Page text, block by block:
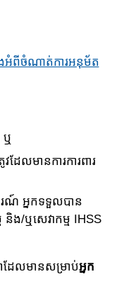
ពីចំណាត់ការអនុម័ត
ឬ
ែលមានការការពារ
រណ៍ អ្នកទទួលបាន​
រ និង/ឬសេវាកម្ម IHSS
ដែលមានសម្រាប់​អ្នក​